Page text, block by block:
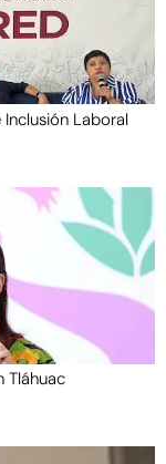
Laboral
Tláhuac